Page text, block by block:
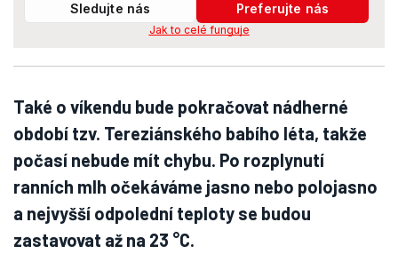
Sledujte nás
Preferujte nás
Jak to celé funguje
Také o víkendu bude pokračovat nádherné
období tzv. Tereziánského babího léta, takže
počasí nebude mít chybu. Po rozplynutí
ranních mlh očekáváme jasno nebo polojasno
a nejvyšší odpolední teploty se budou
zastavovat až na 23 °C.